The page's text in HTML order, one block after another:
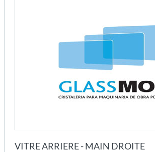
VITRE ARRIERE - MAIN DROITE